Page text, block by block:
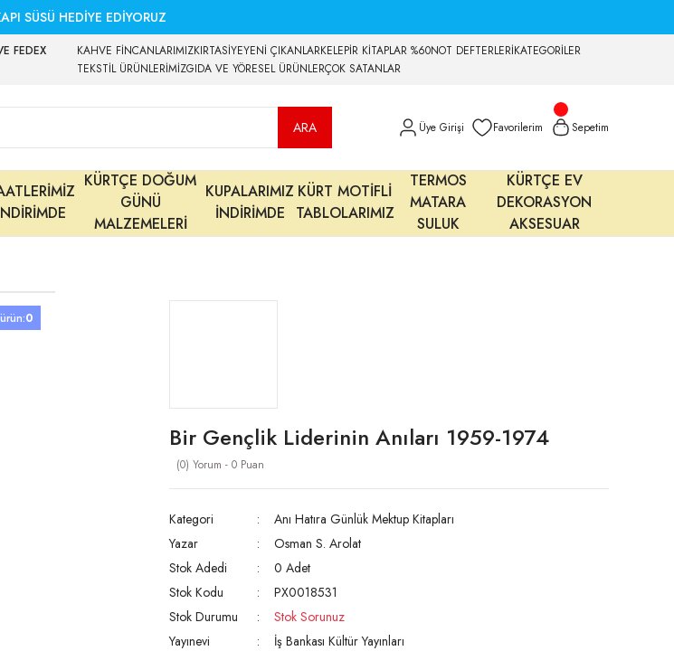
SÜSÜ HEDİYE EDİYORUZ
FEDEX
KAHVE FİNCANLARIMIZKIRTASİYEYENİ ÇIKANLARKELEPİR KİTAPLAR %60NOT DEFTERLERİKATEGORİLER
TEKSTİL ÜRÜNLERİMİZGIDA VE YÖRESEL ÜRÜNLERÇOK SATANLAR
ARA Üye Girişi Favorilerim Sepetim
KÜRTÇE DOĞUM
GÜNÜ
MALZEMELERİ
KUPALARIMIZ
İNDİRİMDE
KÜRT MOTİFLİ
TABLOLARIMIZ
TERMOS
MATARA
SULUK
KÜRTÇE EV
DEKORASYON
AKSESUAR
0
Bir Gençlik Liderinin Anıları 1959-1974
(0) Yorum - 0 Puan
Kategori
Anı Hatıra Günlük Mektup Kitapları
Yazar
Osman S. Arolat
Stok Adedi
0 Adet
Stok Kodu
PX0018531
Stok Durumu
Stok Sorunuz
Yayınevi
İş Bankası Kültür Yayınları